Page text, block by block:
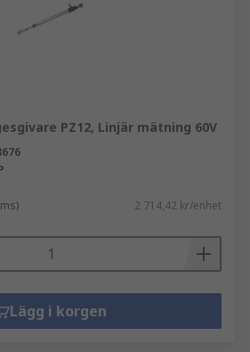
PZ12, Linjär mätning 60V
2 714,42 kr/enhet
Lägg i korgen